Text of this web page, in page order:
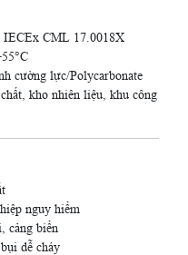
CML 17.0018X
cường lực/Polycarbonate
kho nhiên liệu, khu công
nguy hiểm
cảng biển
dễ cháy